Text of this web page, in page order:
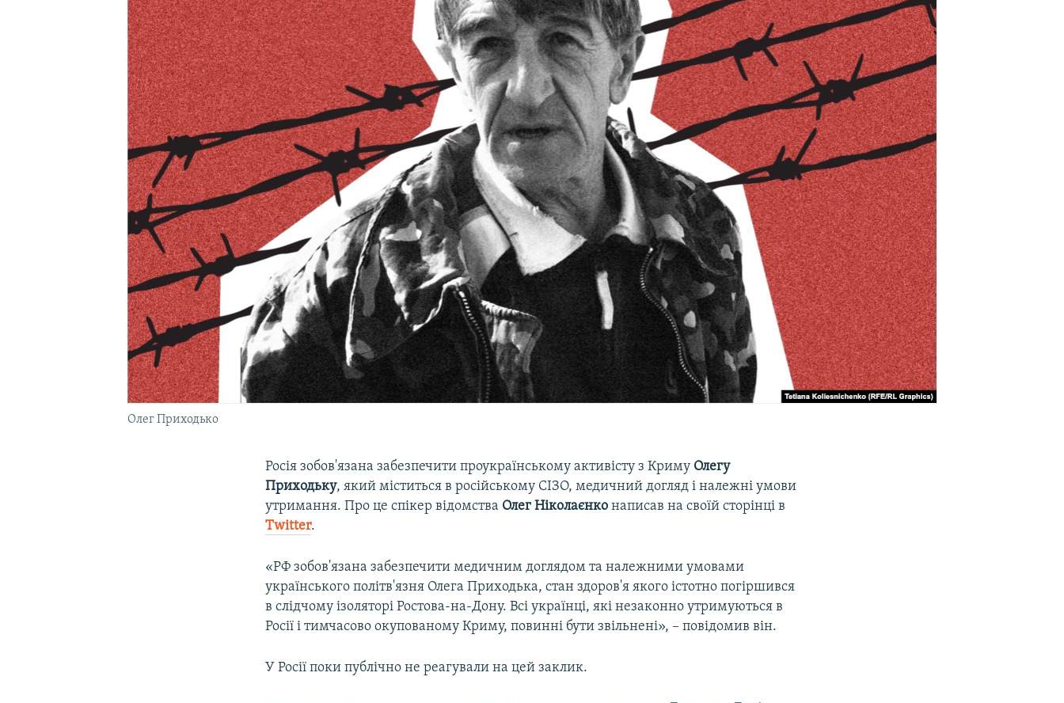
УКРАЇНСЬКА ПРОБЛЕМА КРИМУ
Олег Приходько
Росія зобов'язана забезпечити проукраїнському активісту з Криму Олегу
Приходьку, який міститься в російському СІЗО, медичний догляд і належні умови
утримання. Про це спікер відомства Олег Ніколаєнконаписав на своїй сторінці в​
Twitter.
«РФ зобов'язана забезпечити медичним доглядом та належними умовами
українського політв'язня Олега Приходька, стан здоров'я якого істотно погіршився
в слідчому ізоляторі Ростова-на-Дону. Всі українці, які незаконно утримуються в
Росії і тимчасово окупованому Криму, повинні бути звільнені», – повідомив він.
У Росії поки публічно не реагували на цей заклик.